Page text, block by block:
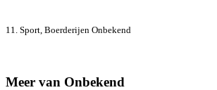
11. Sport, Boerderijen Onbekend
Meer van Onbekend